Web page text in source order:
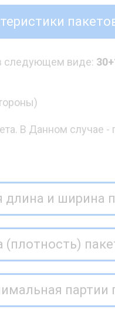
следующем виде:
В Данном случае -
длина и ширина
партии